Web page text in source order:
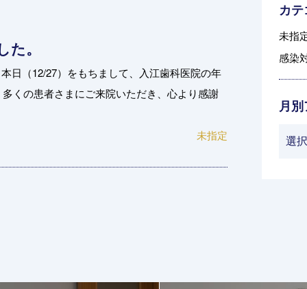
。
日（12/27）をもちまして、入江歯科医院の年
くの患者さまにご来院いただき、心より感謝
未指定
カ
未指
感染
月